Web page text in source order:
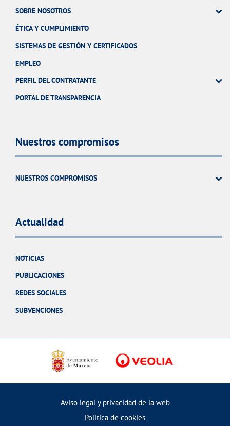
SOBRE NOSOTROS
ÉTICA Y CUMPLIMIENTO
SISTEMAS DE GESTIÓN Y CERTIFICADOS
EMPLEO
PERFIL DEL CONTRATANTE
PORTAL DE TRANSPARENCIA
Nuestros compromisos
NUESTROS COMPROMISOS
Actualidad
NOTICIAS
PUBLICACIONES
REDES SOCIALES
SUBVENCIONES
Aviso legal y privacidad de la web
Política de cookies